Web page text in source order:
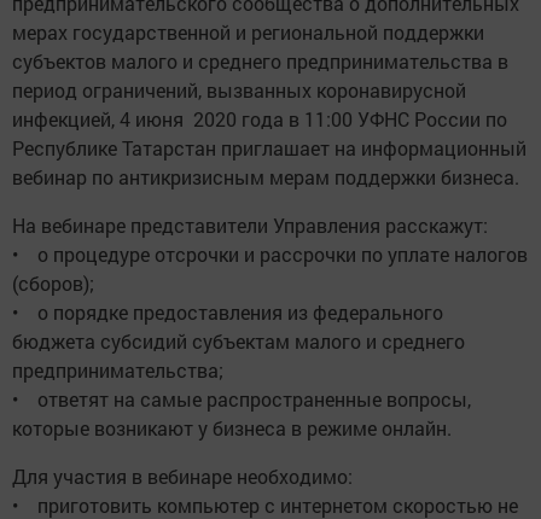
мерах государственной и региональной поддержки
субъектов малого и среднего предпринимательства в
период ограничений, вызванных коронавирусной
инфекцией, 4 июня 2020 года в 11:00 УФНС России по
Республике Татарстан приглашает на информационный
вебинар по антикризисным мерам поддержки бизнеса.
На вебинаре представители Управления расскажут:
• о процедуре отсрочки и рассрочки по уплате налогов
(сборов);
• о порядке предоставления из федерального
бюджета субсидий субъектам малого и среднего
предпринимательства;
• ответят на самые распространенные вопросы,
которые возникают у бизнеса в режиме онлайн.
Для участия в вебинаре необходимо:
• приготовить компьютер с интернетом скоростью не